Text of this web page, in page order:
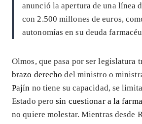
anunció la apertura de una línea
con 2.500 millones de euros,
autonomías en su deuda
Olmos, que pasa por ser legislatura
brazo derecho del ministro o
Pajín no tiene su capacidad, se
Estado perosin cuestionar a la
no quiere molestar. Mientras desde